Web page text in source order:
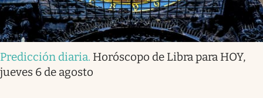
Predicción diaria. Horóscopo de Libra para HOY,
jueves 6 de agosto